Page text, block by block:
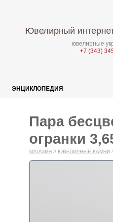
Ювелирный
ювелирные
+7 (343)
ЭНЦИКЛОПЕДИЯ
Пара
огранки
МАГАЗИН // ЮВЕЛИРНЫЕ КАМНИ